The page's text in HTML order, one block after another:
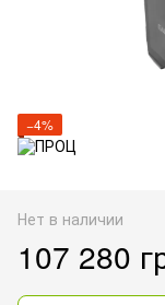
−4%
Нет в наличии
107 280